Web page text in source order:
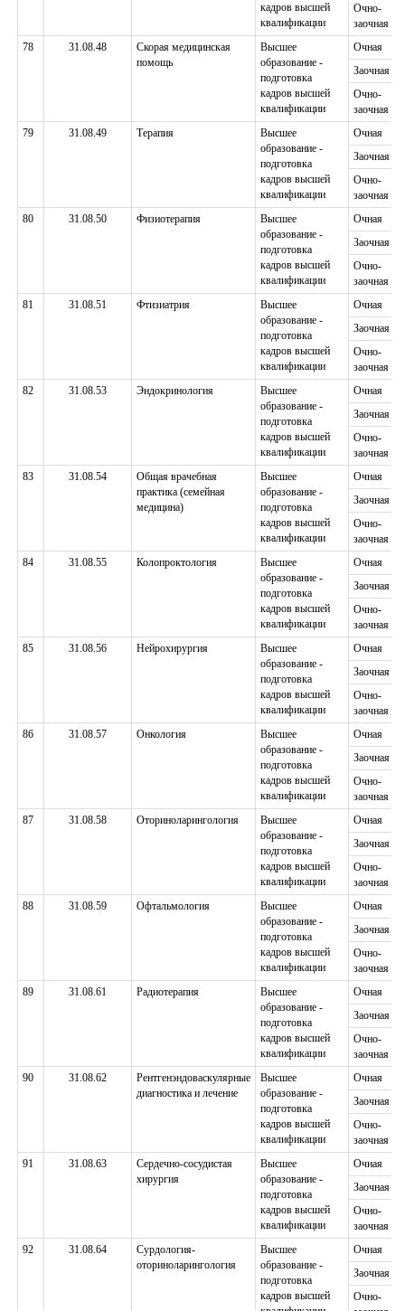
кадров высшей
квалификации
Очно-
заочная
78
31.08.48
Скорая медицинская
помощь
Высшее
образование -
подготовка
кадров высшей
квалификации
Очная
Заочная
Очно-
заочная
79
31.08.49 Терапия
Высшее
образование -
подготовка
кадров высшей
квалификации
Очная
Заочная
Очно-
заочная
80
31.08.50 Физиотерапия
Высшее
образование -
подготовка
кадров высшей
квалификации
Очная
Заочная
Очно-
заочная
81
31.08.51 Фтизиатрия
Высшее
образование -
подготовка
кадров высшей
квалификации
Очная
Заочная
Очно-
заочная
82
31.08.53 Эндокринология
Высшее
образование -
подготовка
кадров высшей
квалификации
Очная
Заочная
Очно-
заочная
83
31.08.54
Общая врачебная
практика (семейная
медицина)
Высшее
образование -
подготовка
кадров высшей
квалификации
Очная
Заочная
Очно-
заочная
84
31.08.55 Колопроктология
Высшее
образование -
подготовка
кадров высшей
квалификации
Очная
Заочная
Очно-
заочная
85
31.08.56 Нейрохирургия
Высшее
образование -
подготовка
кадров высшей
квалификации
Очная
Заочная
Очно-
заочная
86
31.08.57 Онкология
Высшее
образование -
подготовка
кадров высшей
квалификации
Очная
Заочная
Очно-
заочная
87
31.08.58 Оториноларингология
Высшее
образование -
подготовка
кадров высшей
квалификации
Очная
Заочная
Очно-
заочная
88
31.08.59 Офтальмология
Высшее
образование -
подготовка
кадров высшей
квалификации
Очная
Заочная
Очно-
заочная
89
31.08.61 Радиотерапия
Высшее
образование -
подготовка
кадров высшей
квалификации
Очная
Заочная
Очно-
заочная
90
31.08.62
Рентгенэндоваскулярные
диагностика и лечение
Высшее
образование -
подготовка
кадров высшей
квалификации
Очная
Заочная
Очно-
заочная
91
31.08.63
Сердечно-сосудистая
хирургия
Высшее
образование -
подготовка
кадров высшей
квалификации
Очная
Заочная
Очно-
заочная
92
31.08.64
Сурдология-
оториноларингология
Высшее
образование -
подготовка
кадров высшей
Очная
Заочная
Очно-